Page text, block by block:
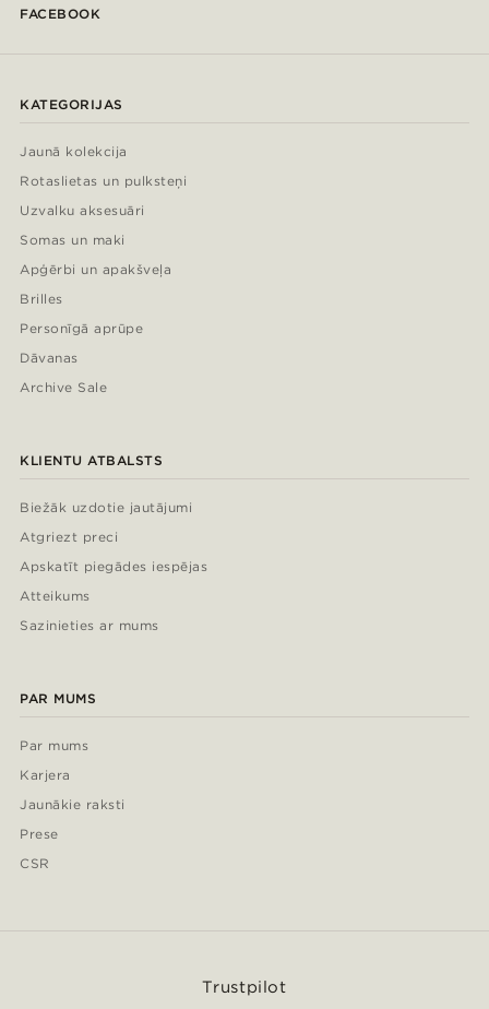
FACEBOOK
KATEGORIJAS
Jaunā kolekcija
Rotaslietas un pulksteņi
Uzvalku aksesuāri
Somas un maki
Apģērbi un apakšveļa
Brilles
Personīgā aprūpe
Dāvanas
Archive Sale
KLIENTU ATBALSTS
Biežāk uzdotie jautājumi
Atgriezt preci
Apskatīt piegādes iespējas
Atteikums
Sazinieties ar mums
PAR MUMS
Par mums
Karjera
Jaunākie raksti
Prese
CSR
Trustpilot